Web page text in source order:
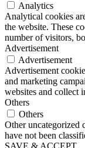
Analytics
Analytical cookies
the website. These
number of visitors,
Advertisement
Advertisement
Advertisement
and marketing
websites and collect
Others
Others
Other uncategorized
have not been